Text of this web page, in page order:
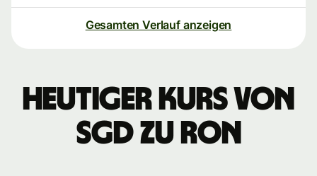
Gesamten Verlauf anzeigen
Heutiger Kurs von
SGD zu RON